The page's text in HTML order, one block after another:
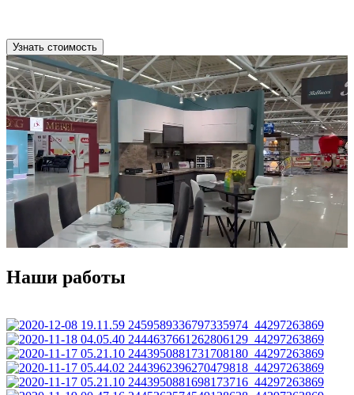
Узнать стоимость
Наши работы